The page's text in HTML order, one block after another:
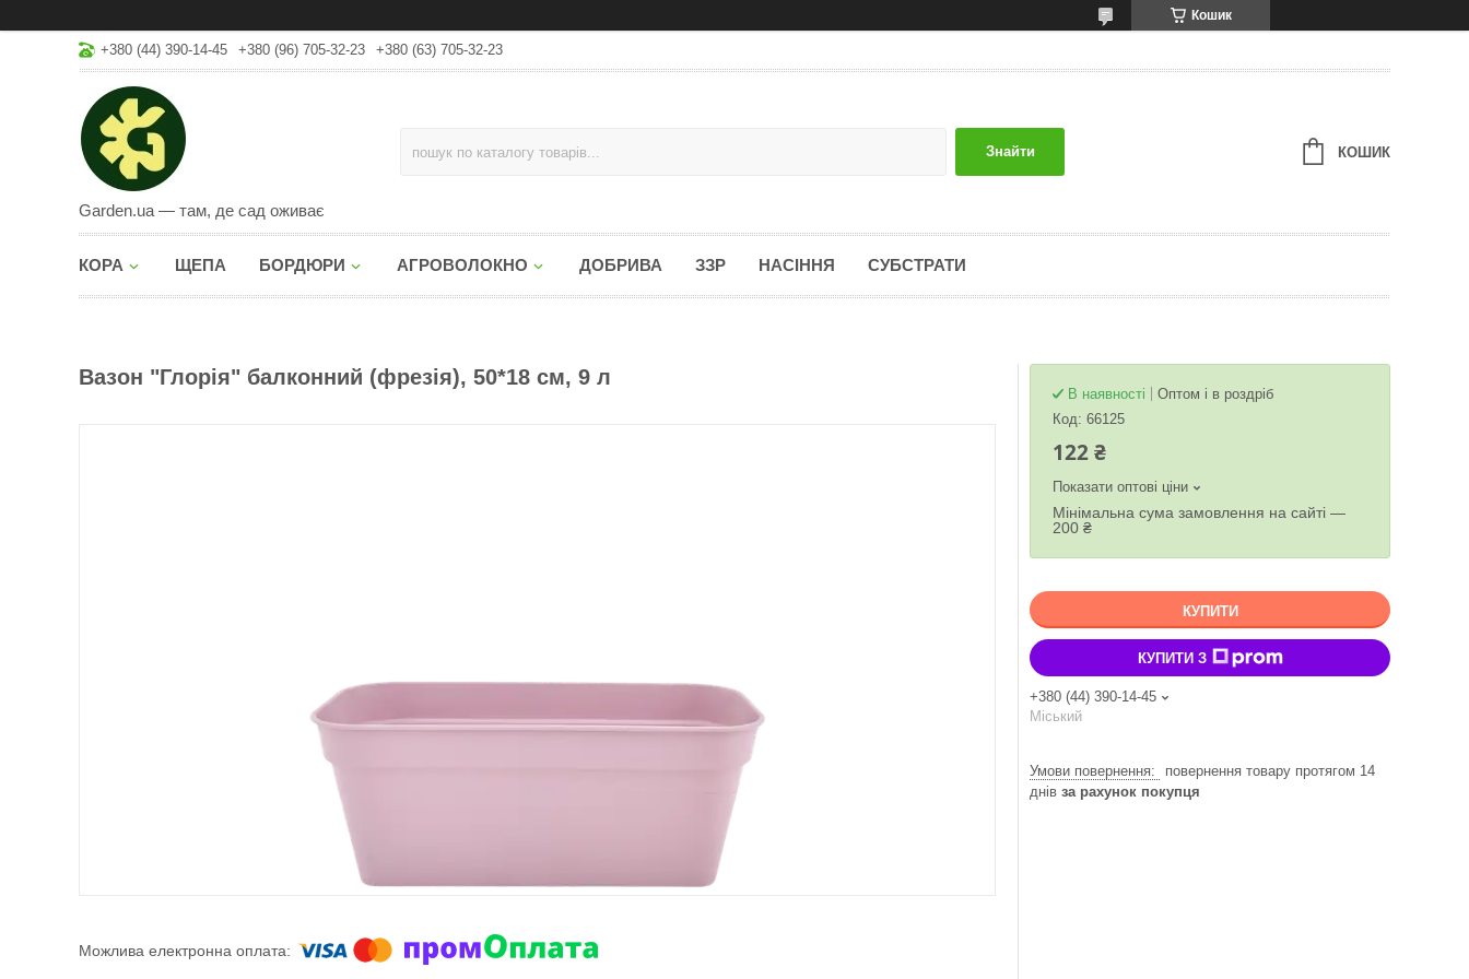
Кошик
+380 (44) 390-14-45 +380 (96) 705-32-23 +380 (63) 705-32-23
Garden.ua — там, де сад оживає
Знайти КОШИК
КОРА ЩЕПА БОРДЮРИ АГРОВОЛОКНО ДОБРИВА ЗЗР НАСІННЯ СУБСТРАТИ
Вазон "Глорія" балконний (фрезія), 50*18 см, 9 л
В наявності
Оптом і в роздріб
Код: 66125
122 ₴
Показати оптові ціни
Мінімальна сума замовлення на сайті —
200 ₴
КУПИТИ
КУПИТИ З
+380 (44) 390-14-45
Міський
повернення товару протягом 14
днів за рахунок покупця